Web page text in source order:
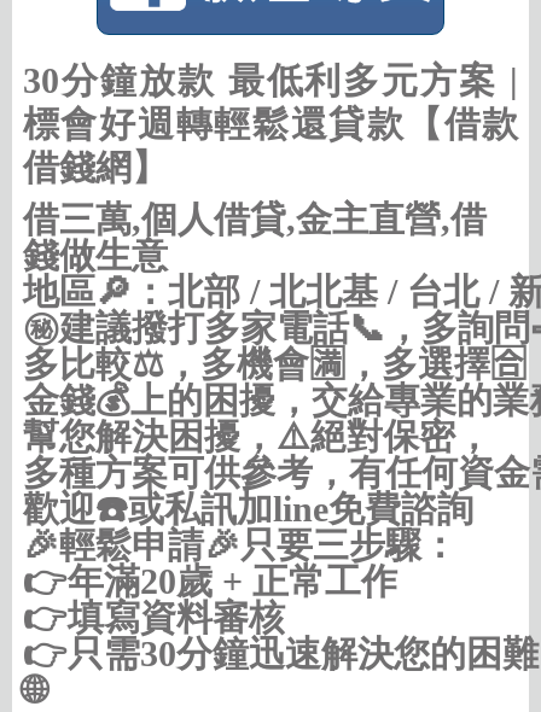
30分鐘放款 最低利多元方案 |
標會好週轉輕鬆還貸款【借款
借錢網】
借三萬,個人借貸,金主直營,借
錢做生意
地區🔎：北部 / 北北基 / 台北 /
㊙建議撥打多家電話📞，多詢問
多比較⚖，多機會🈵，多選擇🈴
金錢💰上的困擾，交給專業的業
幫您解決困擾，⚠️絕對保密，
多種方案可供參考，有任何資金
歡迎☎️或私訊加line免費諮詢
🎉輕鬆申請🎉只要三步驟：
👉年滿20歲 + 正常工作
👉填寫資料審核
👉只需30分鐘迅速解決您的困難
🌐